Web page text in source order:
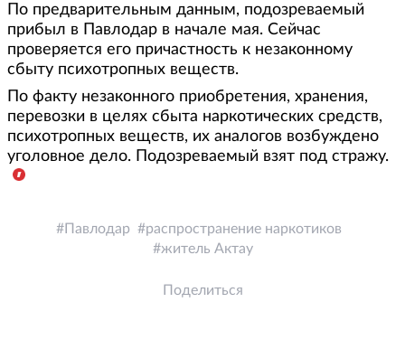
По предварительным данным, подозреваемый
прибыл в Павлодар в начале мая. Сейчас
проверяется его причастность к незаконному
сбыту психотропных веществ.
По факту незаконного приобретения, хранения,
перевозки в целях сбыта наркотических средств,
психотропных веществ, их аналогов возбуждено
уголовное дело. Подозреваемый взят под стражу.
Павлодар
распространение наркотиков
житель Актау
Поделиться